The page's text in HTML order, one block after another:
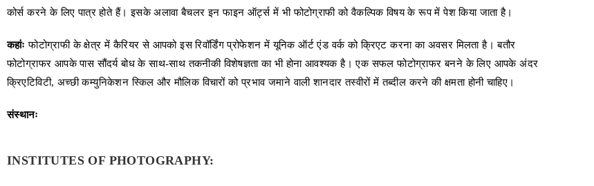
कोर्स करने के लिए पात्र होते हैं। इसके अलावा बैचलर इन फाइन ऑर्ट्स में भी फोटोग्राफी को वैकल्पिक विषय के रूप में पेश किया जाता है।
कहांः फोटोग्राफी के क्षेत्र में कैरियर से आपको इस रिवॉर्डिंग प्रोफेशन में यूनिक ऑर्ट एंड वर्क को क्रिएट करना का अवसर मिलता है। बतौर
फोटोग्राफर आपके पास सौंदर्य बोध के साथ-साथ तकनीकी विशेषज्ञता का भी होना आवश्यक है। एक सफल फोटोग्राफर बनने के लिए आपके अंदर
क्रिएटिविटी, अच्छी कम्युनिकेशन स्किल और मौलिक विचारों को प्रभाव जमाने वाली शानदार तस्वीरों में तब्दील करने की क्षमता होनी चाहिए।
संस्थानः
INSTITUTES OF PHOTOGRAPHY: